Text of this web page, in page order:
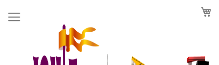
au
contenu